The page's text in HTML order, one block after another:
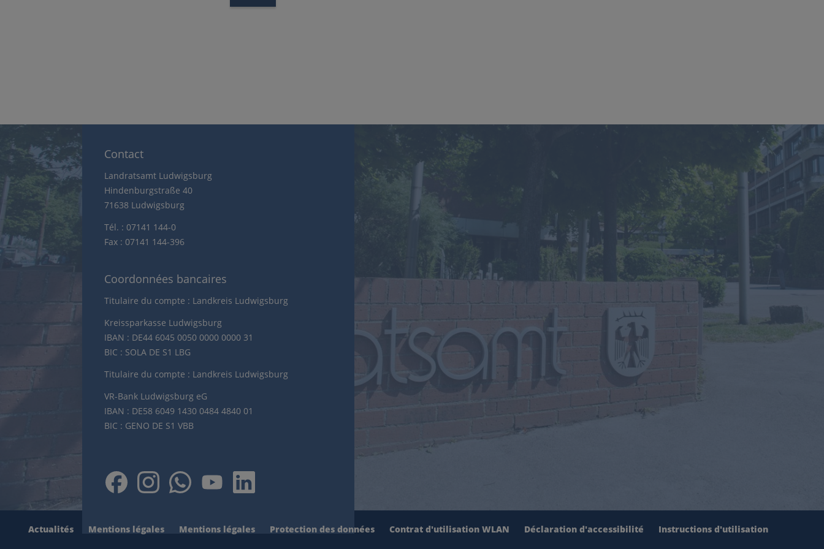
Contact
Landratsamt Ludwigsburg
Hindenburgstraße 40
71638 Ludwigsburg
Tél. : 07141 144-0
Fax : 07141 144-396
Coordonnées bancaires
Titulaire du compte : Landkreis Ludwigsburg
Kreissparkasse Ludwigsburg
IBAN : DE44 6045 0050 0000 0000 31
BIC : SOLA DE S1 LBG
Titulaire du compte : Landkreis Ludwigsburg
VR-Bank Ludwigsburg eG
IBAN : DE58 6049 1430 0484 4840 01
BIC : GENO DE S1 VBB
Actualités Mentions légales Mentions légales Protection des données Contrat d'utilisation WLAN Déclaration d'accessibilité
Instructions d'utilisation